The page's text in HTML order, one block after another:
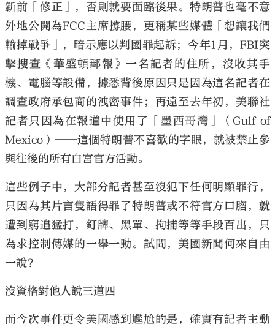
新前「修正」，否則就要面臨後果。特朗普也毫不意
外地公開為FCC主席撐腰，更稱某些媒體「想讓我們
輸掉戰爭」，暗示應以判國罪起訴；今年1月，FBI突
擊搜查《華盛頓郵報》一名記者的住所，沒收其手
機、電腦等設備，據悉背後原因只是因為這名記者在
調查政府承包商的洩密事件；再遠至去年初，美聯社
記者只因為在報道中使用了「墨西哥灣」（Gulf of
Mexico）——這個特朗普不喜歡的字眼，就被禁止參
與往後的所有白宮官方活動。
這些例子中，大部分記者甚至沒犯下任何明顯罪行，
只因為其片言隻語得罪了特朗普或不符官方口脗，就
遭到窮追猛打，釘牌、黑單、拘捕等等手段百出，只
為求控制傳媒的一舉一動。試問，美國新聞何來自由
一說？
沒資格對他人說三道四
而今次事件更令美國感到尷尬的是，確實有記者主動